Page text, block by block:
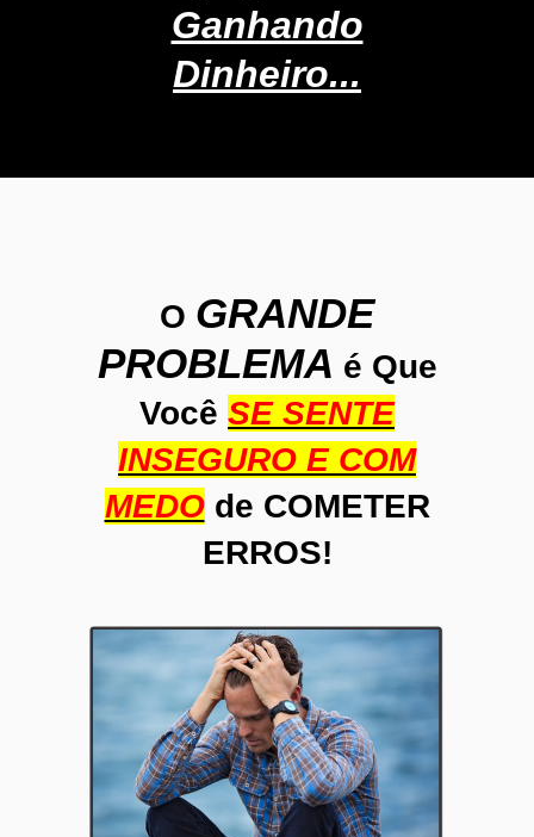
Ganhando
Dinheiro...
O GRANDE
PROBLEMA é Que
Você SE SENTE
INSEGURO E COM
MEDOde COMETER
ERROS!